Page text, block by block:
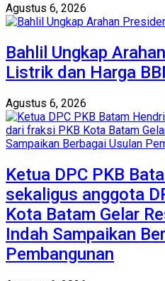
Agustus 6, 2026
Bahlil Ungkap
Listrik dan Harga
Agustus 6, 2026
Ketua DPC PKB
sekaligus anggota
Kota Batam Gelar
Indah Sampaikan
Pembangunan